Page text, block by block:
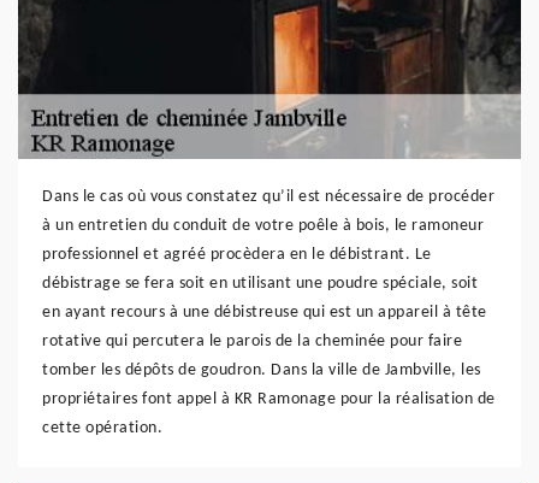
Dans le cas où vous constatez qu’il est nécessaire de procéder
à un entretien du conduit de votre poêle à bois, le ramoneur
professionnel et agréé procèdera en le débistrant. Le
débistrage se fera soit en utilisant une poudre spéciale, soit
en ayant recours à une débistreuse qui est un appareil à tête
rotative qui percutera le parois de la cheminée pour faire
tomber les dépôts de goudron. Dans la ville de Jambville, les
propriétaires font appel à KR Ramonage pour la réalisation de
cette opération.